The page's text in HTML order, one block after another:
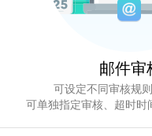
邮件审
可设定不同审核规
可单独指定审核、超时时